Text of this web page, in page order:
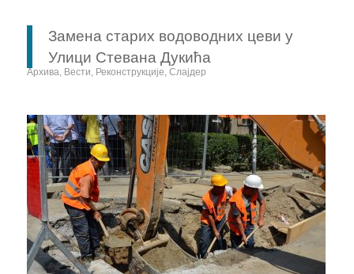
Замена старих водоводних цеви у
Улици Стевана Дукића
Архива, Вести, Реконструкције, Слајдер